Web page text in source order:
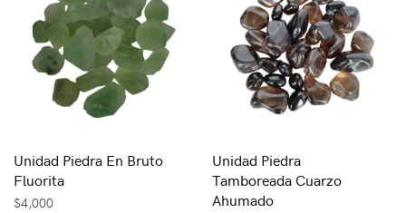
Unidad Piedra En Bruto
Fluorita
$4,000
Unidad Piedra
Tamboreada Cuarzo
Ahumado